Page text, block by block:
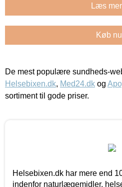
Læs
Køb
De mest populære sundheds-
Helsebixen.dk, Med24.dk og
sortiment til gode priser.
Helsebixen.dk har mere end
indenfor naturlægemidler,